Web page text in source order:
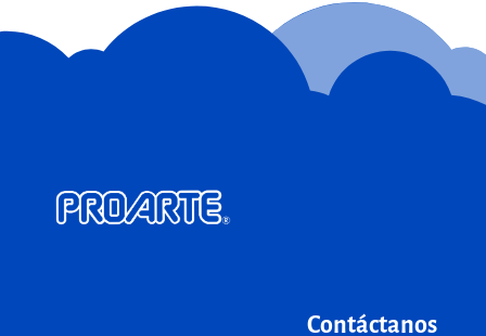
Contáctanos